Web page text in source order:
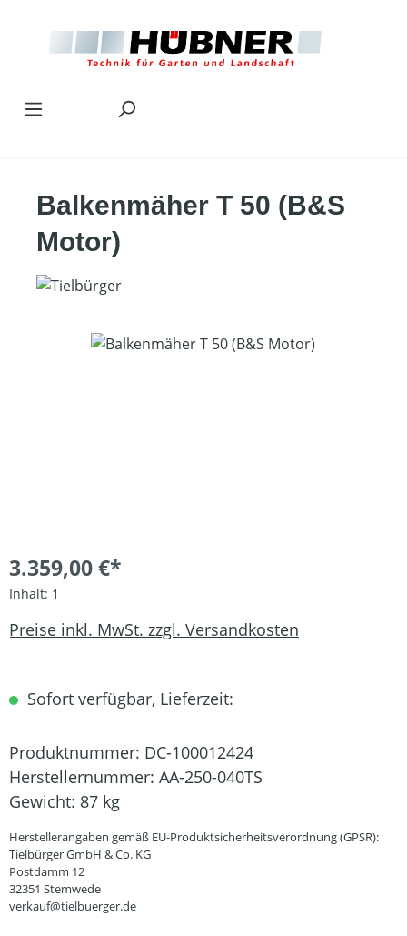
Balkenmäher T 50 (B&S
Motor)
Bildergalerie überspringen
3.359,00 €*
Inhalt: 1
Preise inkl. MwSt. zzgl. Versandkosten
Sofort verfügbar, Lieferzeit:
Produktnummer: DC-100012424
Herstellernummer: AA-250-040TS
Gewicht: 87 kg
Herstellerangaben gemäß EU-Produktsicherheitsverordnung (GPSR):
Tielbürger GmbH & Co. KG
Postdamm 12
32351 Stemwede
verkauf@tielbuerger.de